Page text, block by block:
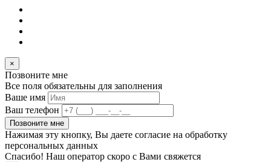
×
Позвоните мне
Все поля обязательны для заполнения
Ваше имя
Ваш телефон
Позвоните мне
Нажимая эту кнопку, Вы даете согласие на обработку
персональных данных
Спасибо! Наш оператор скоро с Вами свяжется